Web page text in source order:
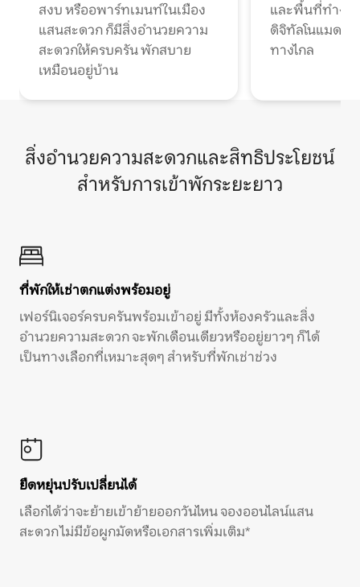
สงบ หรืออพาร์ทเมนท์ในเมือง
แสนสะดวก ก็มีสิ่งอำนวยความ
สะดวกให้ครบครัน พักสบาย
เหมือนอยู่บ้าน
และพื้นที่ทำงา
ดิจิทัลโนแมดแ
ทางไกล
สิ่งอำนวยความสะดวกและสิทธิประโยชน์
สำหรับการเข้าพักระยะยาว
ที่พักให้เช่าตกแต่งพร้อมอยู่
เฟอร์นิเจอร์ครบครันพร้อมเข้าอยู่ มีทั้งห้องครัวและสิ่ง
อำนวยความสะดวก จะพักเดือนเดียวหรืออยู่ยาวๆ ก็ได้
เป็นทางเลือกที่เหมาะสุดๆ สำหรับที่พักเช่าช่วง
ยืดหยุ่นปรับเปลี่ยนได้
เลือกได้ว่าจะย้ายเข้าย้ายออกวันไหน จองออนไลน์แสน
สะดวก ไม่มีข้อผูกมัดหรือเอกสารเพิ่มเติม*